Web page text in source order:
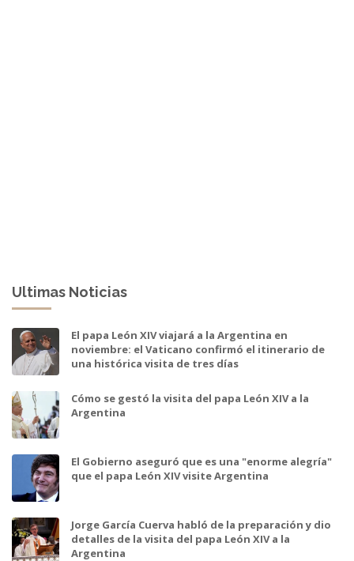
Ultimas Noticias
El papa León XIV viajará a la Argentina en
noviembre: el Vaticano confirmó el itinerario de
una histórica visita de tres días
Cómo se gestó la visita del papa León XIV a la
Argentina
El Gobierno aseguró que es una "enorme alegría"
que el papa León XIV visite Argentina
Jorge García Cuerva habló de la preparación y dio
detalles de la visita del papa León XIV a la
Argentina